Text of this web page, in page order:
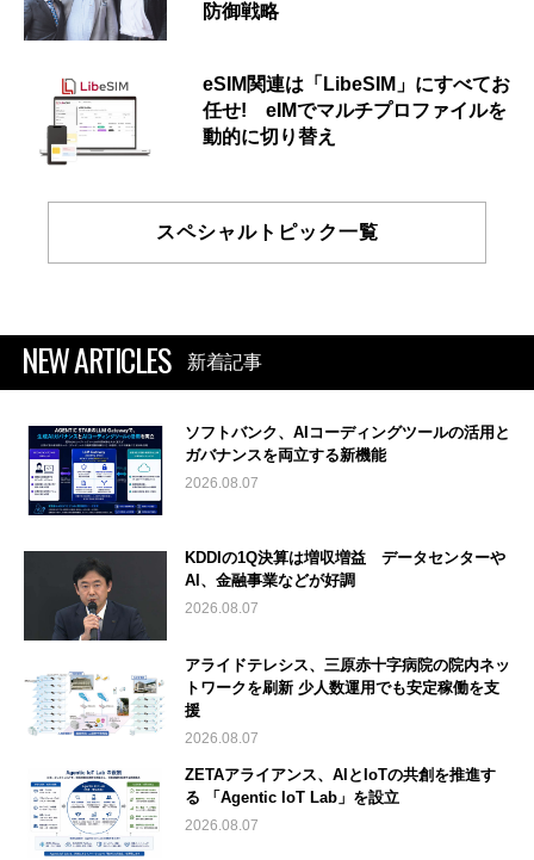
防御戦略
eSIM関連は「LibeSIM」にすべてお
任せ! eIMでマルチプロファイルを
動的に切り替え
スペシャルトピック一覧
NEW ARTICLES 新着記事
ソフトバンク、AIコーディングツールの活用と
ガバナンスを両立する新機能
2026.08.07
KDDIの1Q決算は増収増益 データセンターや
AI、金融事業などが好調
2026.08.07
アライドテレシス、三原赤十字病院の院内ネッ
トワークを刷新 少人数運用でも安定稼働を支
援
2026.08.07
ZETAアライアンス、AIとIoTの共創を推進す
る 「Agentic IoT Lab」を設立
2026.08.07